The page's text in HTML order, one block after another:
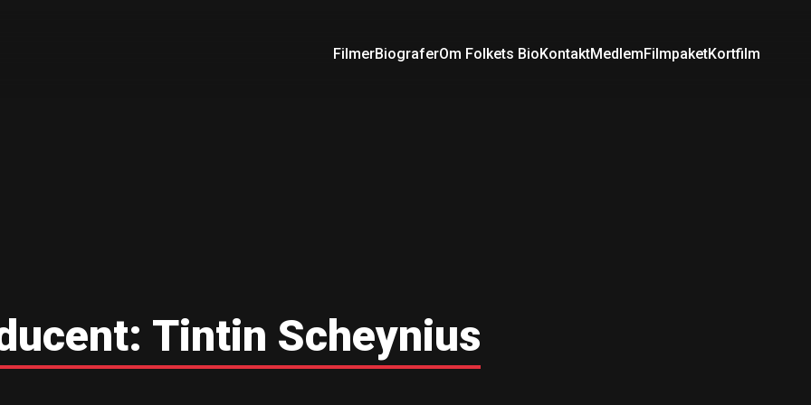
FilmerBiograferOm Folkets BioKontaktMedlemFilmpaketKortfilm
Tintin Scheynius